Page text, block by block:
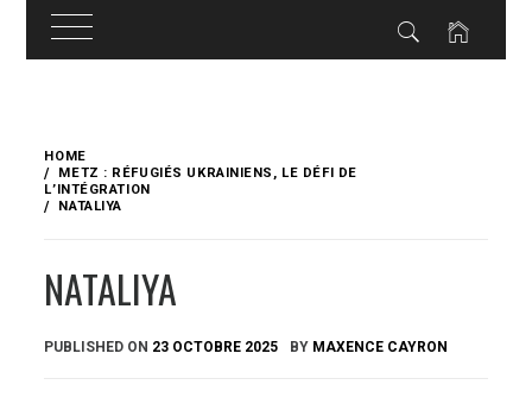
content
HOME
METZ : RÉFUGIÉS UKRAINIENS, LE DÉFI DE
L’INTÉGRATION
NATALIYA
NATALIYA
PUBLISHED ON 23 OCTOBRE 2025 BY MAXENCE CAYRON